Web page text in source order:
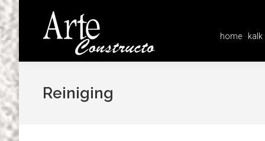
home kalk
Reiniging